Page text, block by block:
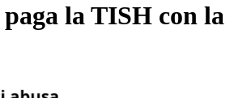
la TISH con la